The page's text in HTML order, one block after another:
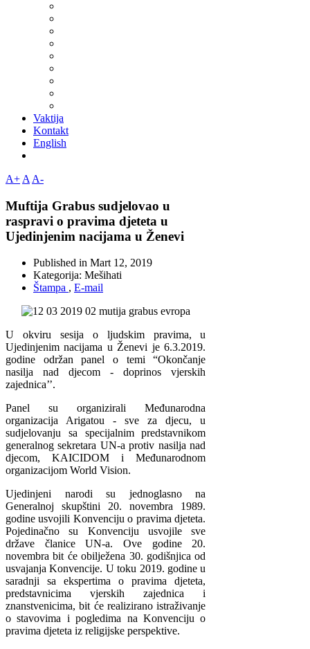
Vaktija
Kontakt
English
A+ A A-
Muftija Grabus sudjelovao u
raspravi o pravima djeteta u
Ujedinjenim nacijama u Ženevi
Published in Mart 12, 2019
Kategorija: Mešihati
Štampa , E-mail
U okviru sesija o ljudskim pravima, u
Ujedinjenim nacijama u Ženevi je 6.3.2019.
godine održan panel o temi “Okončanje
nasilja nad djecom - doprinos vjerskih
zajednica’’.
Panel su organizirali Međunarodna
organizacija Arigatou - sve za djecu, u
sudjelovanju sa specijalnim predstavnikom
generalnog sekretara UN-a protiv nasilja nad
djecom, KAICIDOM i Međunarodnom
organizacijom World Vision.
Ujedinjeni narodi su jednoglasno na
Generalnoj skupštini 20. novembra 1989.
godine usvojili Konvenciju o pravima djeteta.
Pojedinačno su Konvenciju usvojile sve
države članice UN-a. Ove godine 20.
novembra bit će obilježena 30. godišnjica od
usvajanja Konvencije. U toku 2019. godine u
saradnji sa ekspertima o pravima djeteta,
predstavnicima vjerskih zajednica i
znanstvenicima, bit će realizirano istraživanje
o stavovima i pogledima na Konvenciju o
pravima djeteta iz religijske perspektive.